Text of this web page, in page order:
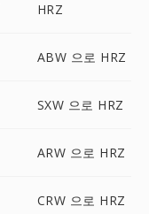
HRZ
ABW 으로 HRZ
SXW 으로 HRZ
ARW 으로 HRZ
CRW 으로 HRZ